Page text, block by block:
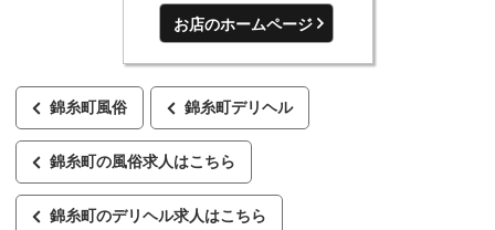
お店のホームページ
錦糸町風俗 錦糸町デリヘル
錦糸町の風俗求人はこちら
錦糸町のデリヘル求人はこちら